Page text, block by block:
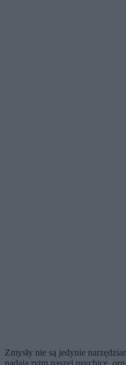
Zmysły nie są jedynie
nadają rytm naszej psychice,